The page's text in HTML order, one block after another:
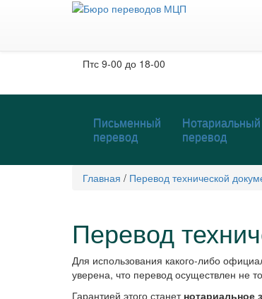
Москва, м. Тургеневская, Чистые пруды
Птс 9-00 до 18-00
Письменный
перевод
Нотариальный
перевод
Главная / Перевод технической
Перевод
Для использования какого-либо
уверена, что перевод осуществлен не
Гарантией этого станет нотариальное